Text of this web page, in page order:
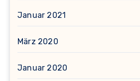
Januar 2021
März 2020
Januar 2020